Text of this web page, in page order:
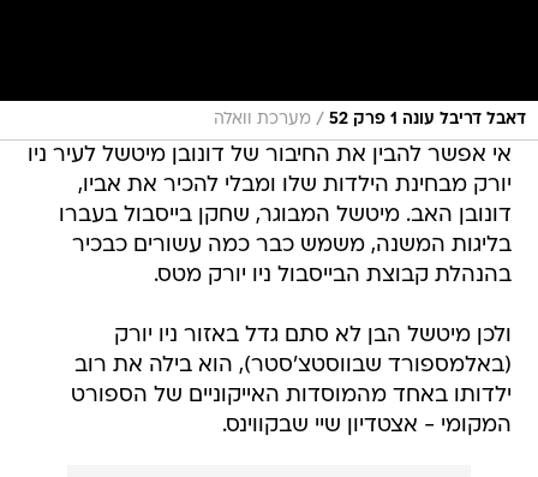
דאבל דריבל עונה 1 פרק 52 / מערכת וואלה
אי אפשר להבין את החיבור של דונובן מיטשל לעיר ניו
יורק מבחינת הילדות שלו ומבלי להכיר את אביו,
דונובן האב. מיטשל המבוגר, שחקן בייסבול בעברו
בליגות המשנה, משמש כבר כמה עשורים כבכיר
בהנהלת קבוצת הבייסבול ניו יורק מטס.
ולכן מיטשל הבן לא סתם גדל באזור ניו יורק
(באלמספורד שבווסטצ'סטר), הוא בילה את רוב
ילדותו באחד מהמוסדות האייקוניים של הספורט
המקומי - אצטדיון שיי שבקווינס.